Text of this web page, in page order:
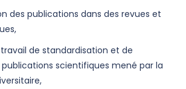
des publications dans des revues et
de standardisation et de
scientifiques mené par la